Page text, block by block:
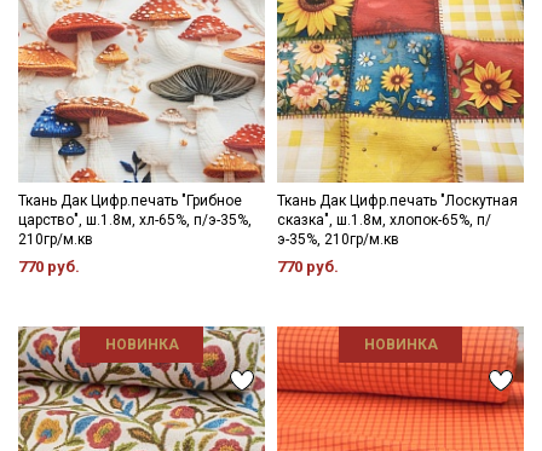
Ткань Дак Цифр.печать "Грибное
царство", ш.1.8м, хл-65%, п/э-35%,
210гр/м.кв
770 руб.
Ткань Дак Цифр.печать "Лоскутная
сказка", ш.1.8м, хлопок-65%, п/
э-35%, 210гр/м.кв
770 руб.
НОВИНКА НОВИНКА